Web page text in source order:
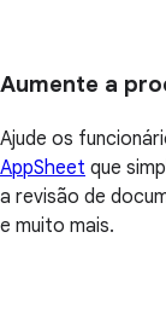
Aumente a
Ajude os
AppSheet que
a revisão de
e muito mais.